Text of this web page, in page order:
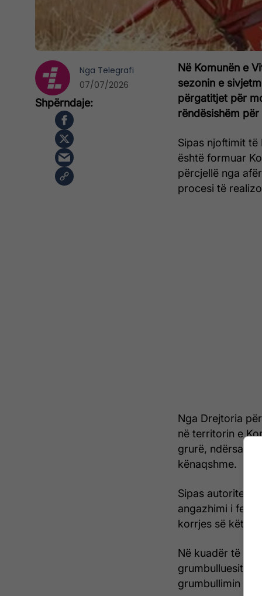
Në Komunën e
sezonin e
përgatitjet për
rëndësishëm
Sipas njoftimit të
është formuar
përcjellë nga
procesi të
Nga Drejtoria
në territorin e
grurë, ndërsa
kënaqshme.
Sipas
angazhimi i
korrjes së këtij viti.
Në kuadër të
grumbulluesit e
grumbullimin në
Nga Telegrafi
07/07/2026